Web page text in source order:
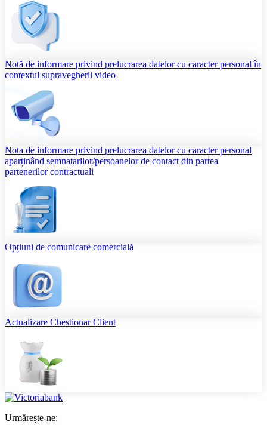
Notă de informare privind prelucrarea datelor cu caracter personal în
contextul supravegherii video
Nota de informare privind prelucrarea datelor cu caracter personal
aparținând semnatarilor/persoanelor de contact din partea
partenerilor contractuali
Opțiuni de comunicare comercială
Actualizare Chestionar Client
Urmărește-ne: